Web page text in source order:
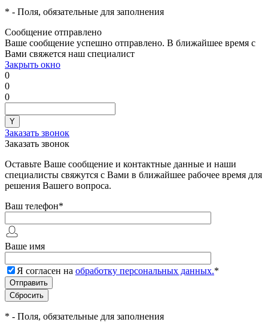
* - Поля, обязательные для заполнения
Сообщение отправлено
Ваше сообщение успешно отправлено. В ближайшее время с
Вами свяжется наш специалист
Закрыть окно
0
0
0
Заказать звонок
Заказать звонок
Оставьте Ваше сообщение и контактные данные и наши
специалисты свяжутся с Вами в ближайшее рабочее время для
решения Вашего вопроса.
Ваш телефон*
Ваше имя
Я согласен на обработку персональных данных.*
* - Поля, обязательные для заполнения